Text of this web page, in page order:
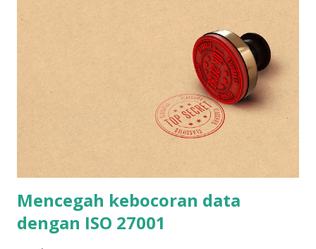
Mencegah kebocoran data
dengan ISO 27001